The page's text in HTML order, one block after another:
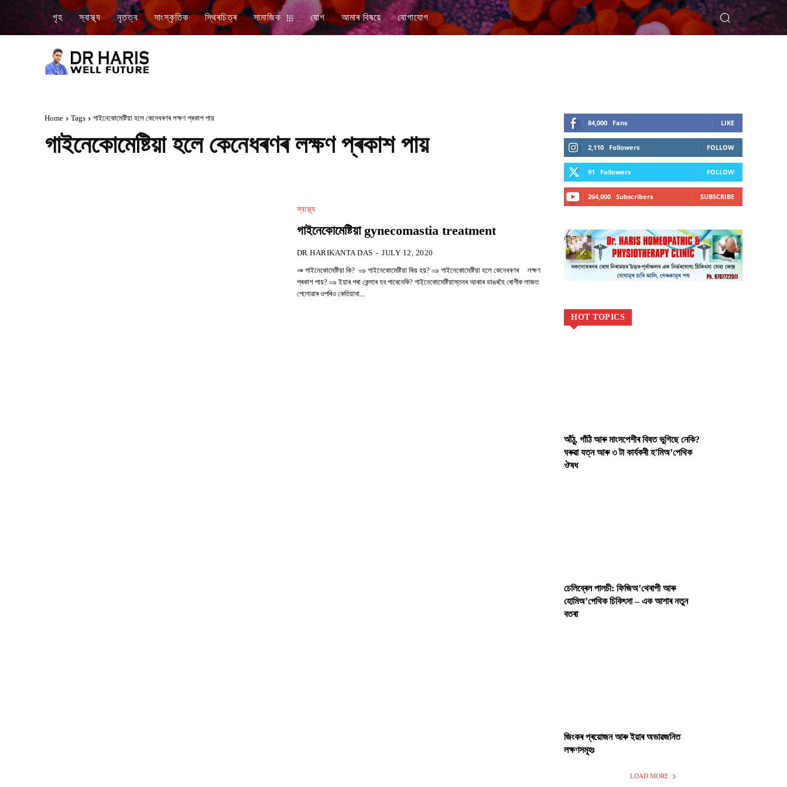
গৃহ স্বাস্থ্য নৃতত্ব সাংস্কৃতিক স্থিৰচিত্ৰ সামাজিক যোগ আমাৰ বিষয়ে যোগাযোগ
Home Tags গাইনেকোমেষ্টিয়া হলে কেনেধৰণৰ লক্ষণ প্ৰকাশ পায়
গাইনেকোমেষ্টিয়া হলে কেনেধৰণৰ লক্ষণ প্ৰকাশ পায়
স্বাস্থ্য
গাইনেকোমেষ্টিয়া gynecomastia treatment
DR HARIKANTA DAS - JULY 12, 2020
⇒ গাইনেকোমেষ্টিয়া কি? ⇒ গাইনেকোমেষ্টিয়া কিয় হয়? ⇒ গাইনেকোমেষ্টিয়া হলে কেনেধৰণৰ লক্ষণ
প্ৰকাশ পায়? ⇒ ইয়াৰ পৰা কেন্সাৰ হব পাৰেনেকি? গাইনেকোমেষ্টিয়াস্তনৰ আকাৰ ডাঙৰহৈ ৰোগীক লাজত
পেলোৱাৰ ওপৰিও কেতিয়াবা...
84,000 Fans LIKE
2,110 Followers FOLLOW
91 Followers FOLLOW
264,000 Subscribers SUBSCRIBE
HOT TOPICS
আঁঠু, গাঁঠি আৰু মাংসপেশীৰ বিষত ভুগিছে নেকি?
ঘৰুৱা যত্ন আৰু ৩ টা কাৰ্যকৰী হ’মিঅ’পেথিক
ঔষধ
চেলিব্ৰেল পালচী: ফিজিঅ’থেৰাপী আৰু
হোমিঅ’পেথিক চিকিৎসা – এক আশাৰ নতুন
বতৰা
জিংকৰ প্ৰয়োজন আৰু ইয়াৰ অভাৱজনিত
লক্ষণসমূহঃ
LOAD MORE